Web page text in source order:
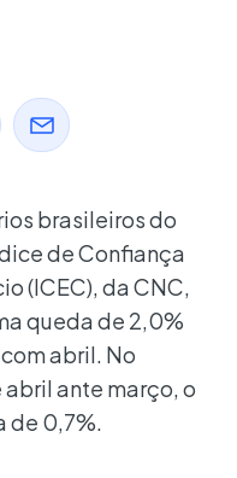
brasileiros do
de Confiança
(ICEC), da CNC,
queda de 2,0%
abril. No
ante março, o
de 0,7%.